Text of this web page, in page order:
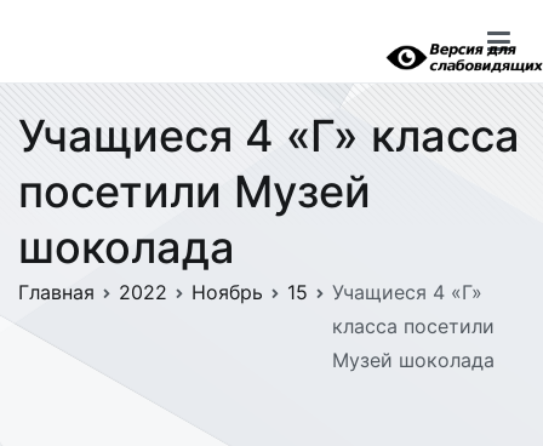
Учащиеся 4 «Г» класса
посетили Музей
шоколада
Главная 2022 Ноябрь 15
Учащиеся 4 «Г»
класса посетили
Музей шоколада